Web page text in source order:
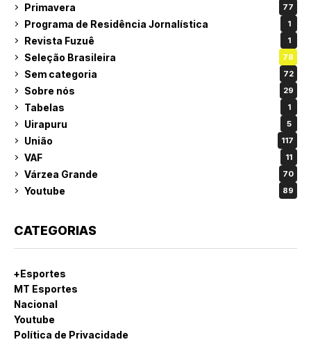
Primavera 77
Programa de Residência Jornalística 1
Revista Fuzuê 1
Seleção Brasileira 78
Sem categoria 72
Sobre nós 29
Tabelas 1
Uirapuru 5
União 117
VAF 11
Várzea Grande 70
Youtube 89
CATEGORIAS
+Esportes
MT Esportes
Nacional
Youtube
Política de Privacidade